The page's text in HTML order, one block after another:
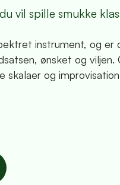
vil spille smukke
instrument, og er
ønsket og
og